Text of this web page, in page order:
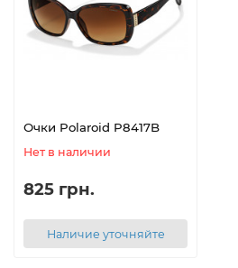
Очки Polaroid P8417B
Нет в наличии
825 грн.
Наличие уточняйте